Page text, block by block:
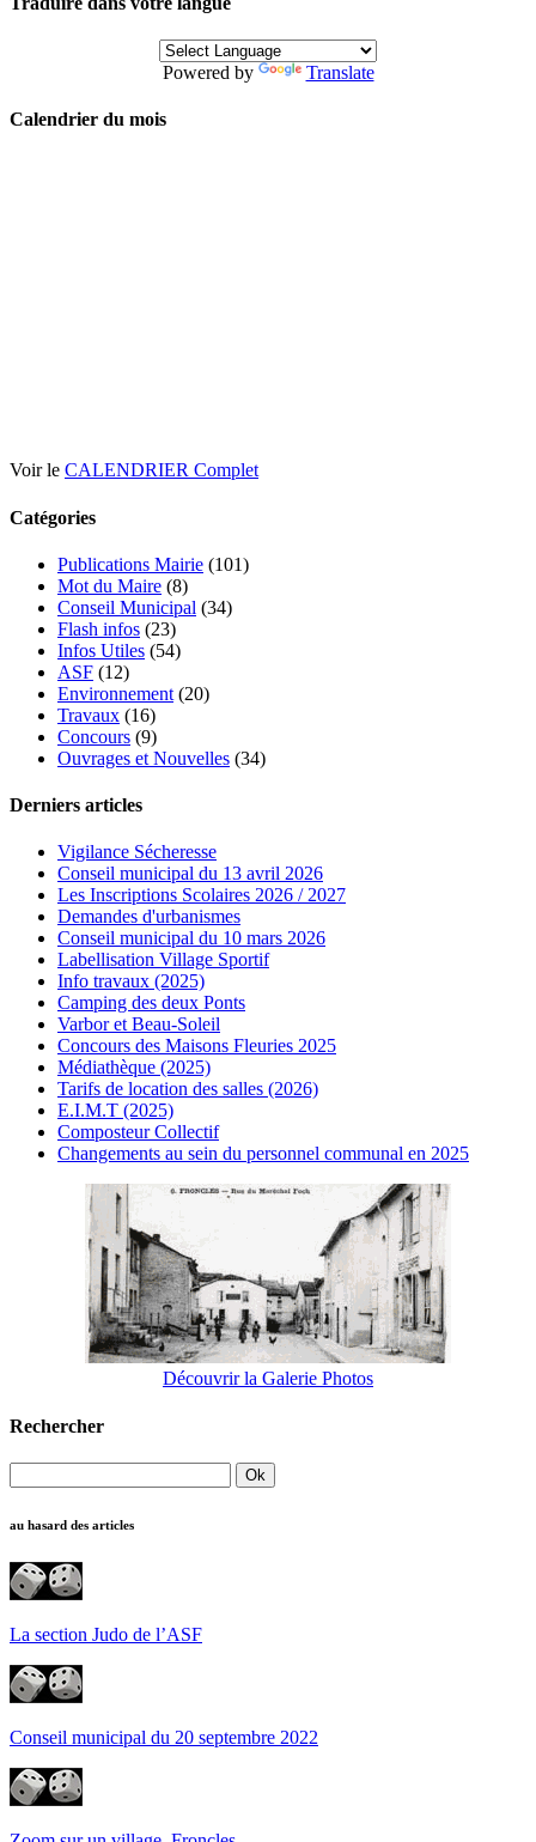
Powered by Translate
Calendrier du mois
Voir le CALENDRIER Complet
Catégories
Publications Mairie (101)
Mot du Maire (8)
Conseil Municipal (34)
Flash infos (23)
Infos Utiles (54)
ASF (12)
Environnement (20)
Travaux (16)
Concours (9)
Ouvrages et Nouvelles (34)
Derniers articles
Vigilance Sécheresse
Conseil municipal du 13 avril 2026
Les Inscriptions Scolaires 2026 / 2027
Demandes d'urbanismes
Conseil municipal du 10 mars 2026
Labellisation Village Sportif
Info travaux (2025)
Camping des deux Ponts
Varbor et Beau-Soleil
Concours des Maisons Fleuries 2025
Médiathèque (2025)
Tarifs de location des salles (2026)
E.I.M.T (2025)
Composteur Collectif
Changements au sein du personnel communal en 2025
Découvrir la Galerie Photos
Rechercher
au hasard des articles
La section Judo de l’ASF
Conseil municipal du 20 septembre 2022